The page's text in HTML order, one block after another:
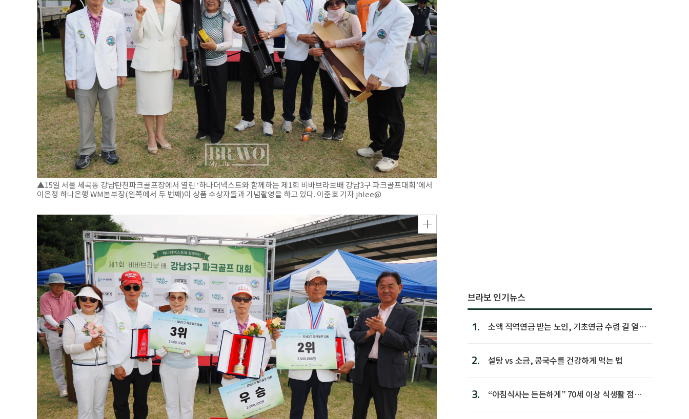
▲15일 서울 세곡동 강남탄천파크골프장에서 열린 ‘하나더넥스트와 함께하는 제1회 비바브라보배 강남3구 파크골프대회’에서
이은정 하나은행 WM본부장(왼쪽에서 두 번째)이 상품 수상자들과 기념촬영을 하고 있다. 이준호 기자 jhlee@
브라보 인기뉴스
1.
소액 직역연금 받는 노인, 기초연금 수령 길 열린
2. 설탕 vs 소금, 콩국수를 건강하게 먹는 법
3.
“아침식사는 든든하게” 70세 이상 식생활 점수